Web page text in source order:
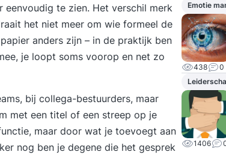
eenvoudig te zien. Het verschil merk
het niet meer om wie formeel de
anders zijn – in de praktijk ben
je loopt soms voorop en net zo
bij collega-bestuurders, maar
met een titel of een streep op je
maar door wat je toevoegt aan
nog ben je degene die het gesprek
Emotie
438
0
1406